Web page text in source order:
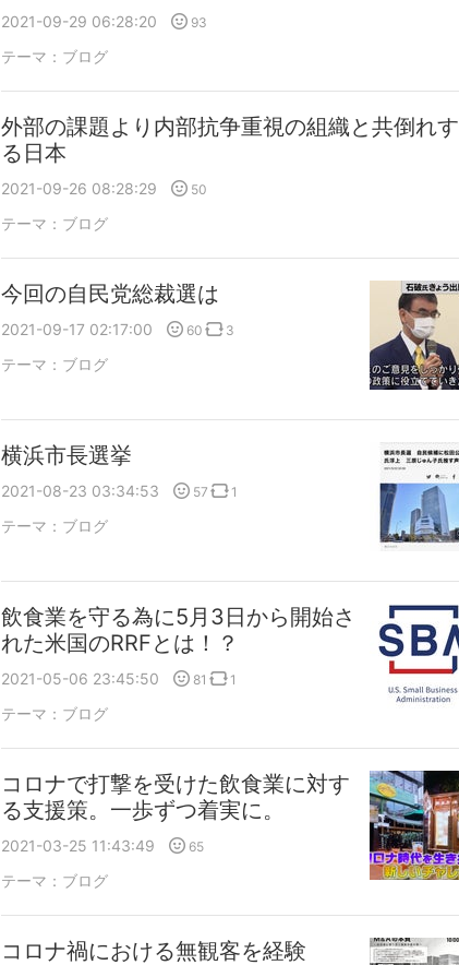
2021-09-29 06:28:20 93
テーマ： ブログ
外部の課題より内部抗争重視の組織と共倒れす
る日本
2021-09-26 08:28:29 50
テーマ： ブログ
今回の自民党総裁選は
2021-09-17 02:17:00 60 3
テーマ： ブログ
横浜市長選挙
2021-08-23 03:34:53 57 1
テーマ： ブログ
飲食業を守る為に5月3日から開始さ
れた米国のRRFとは！？
2021-05-06 23:45:50 81 1
テーマ： ブログ
コロナで打撃を受けた飲食業に対す
る支援策。一歩ずつ着実に。
2021-03-25 11:43:49 65
テーマ： ブログ
コロナ禍における無観客を経験